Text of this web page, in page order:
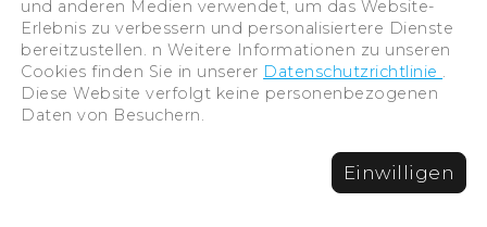
©Hiroshima Tourism Association /
Hiroshima Prefecture / Hiroshima City .
All rights reserved
und anderen Medien verwendet, um das Website-
Erlebnis zu verbessern und personalisiertere Dienste
bereitzustellen. n Weitere Informationen zu unseren
Cookies finden Sie in unserer Datenschutzrichtlinie .
Diese Website verfolgt keine personenbezogenen
Daten von Besuchern.
Einwilligen